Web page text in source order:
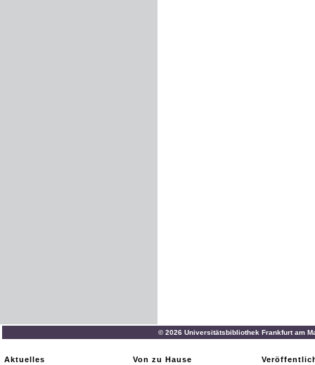
© 2026 Universitätsbibliothek Frankfurt am
Aktuelles
Von zu Hause